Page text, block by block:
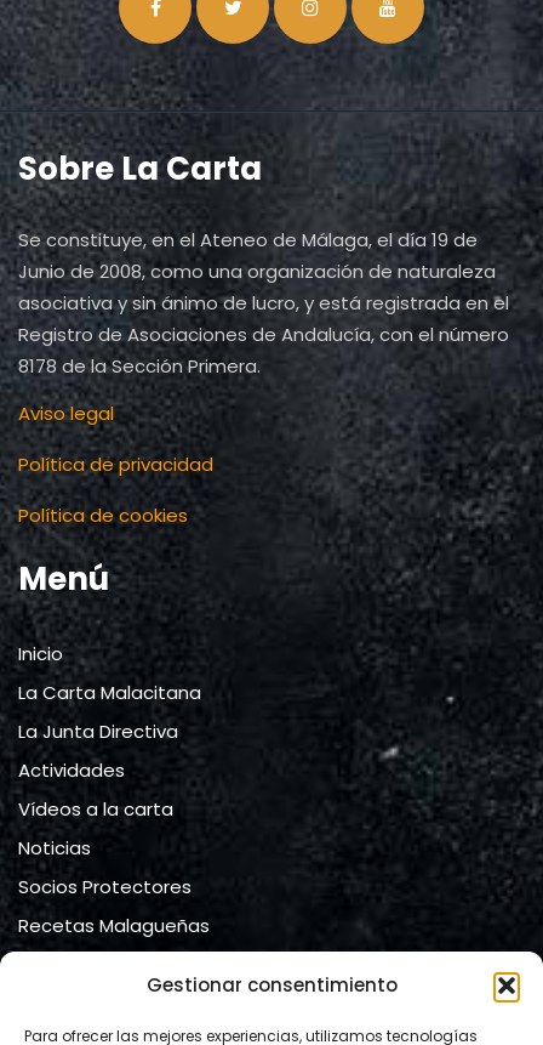
Gestionar consentimiento
Para ofrecer las mejores experiencias, utilizamos tecnologías
Sobre La Carta
Se constituye, en el Ateneo de Málaga, el día 19 de
Junio de 2008, como una organización de naturaleza
asociativa y sin ánimo de lucro, y está registrada en el
Registro de Asociaciones de Andalucía, con el número
8178 de la Sección Primera.
Aviso legal
Política de privacidad
Política de cookies
Menú
Inicio
La Carta Malacitana
La Junta Directiva
Actividades
Vídeos a la carta
Noticias
Socios Protectores
Recetas Malagueñas
Contacto